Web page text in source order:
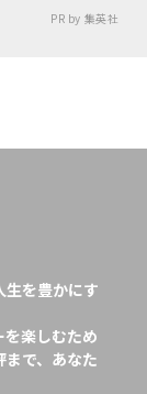
PR by 集英社
生を豊かにす
楽しむため
で、あなた